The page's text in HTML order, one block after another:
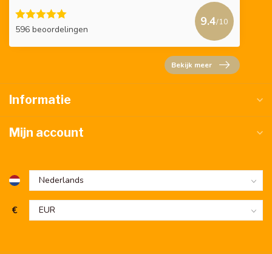
596 beoordelingen
9.4/10
Bekijk meer
Informatie
Mijn account
€